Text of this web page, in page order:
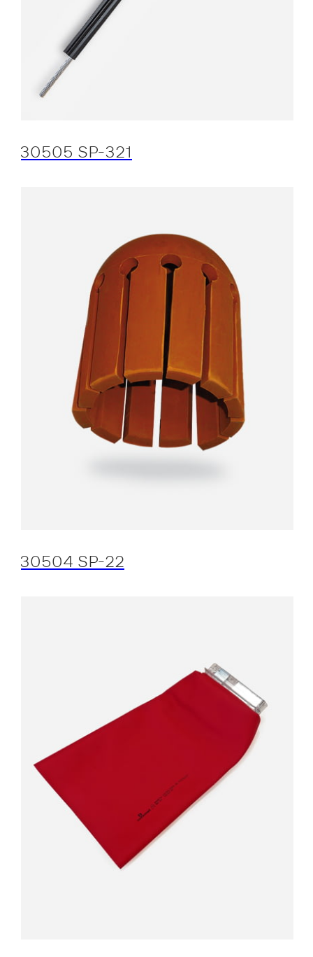
30505 SP-321
30504 SP-22